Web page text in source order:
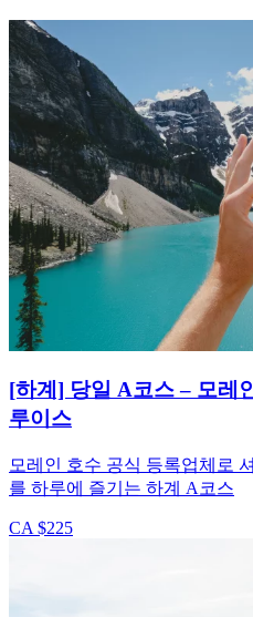
[하계] 당일 A코스 – 모레
루이스
모레인 호수 공식 등록업체로
를 하루에 즐기는 하계 A코스
CA $225